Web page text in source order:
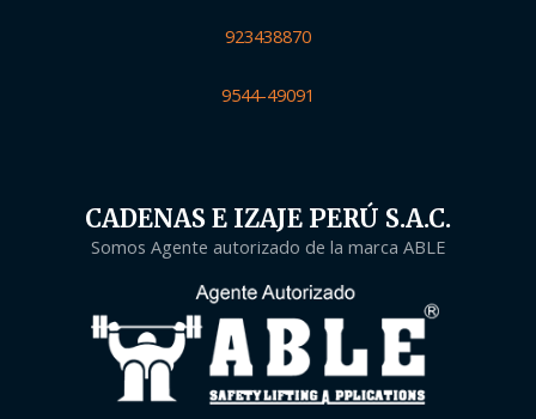
923438870
9544-49091
CADENAS E IZAJE PERÚ S.A.C.
Somos Agente autorizado de la marca ABLE